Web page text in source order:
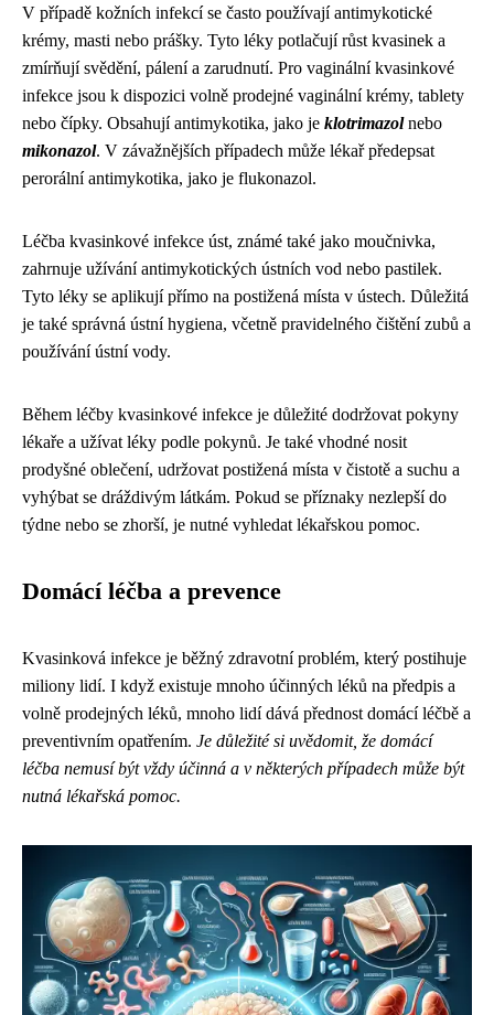
V případě kožních infekcí se často používají antimykotické
krémy, masti nebo prášky. Tyto léky potlačují růst kvasinek a
zmírňují svědění, pálení a zarudnutí. Pro vaginální kvasinkové
infekce jsou k dispozici volně prodejné vaginální krémy, tablety
nebo čípky. Obsahují antimykotika, jako je klotrimazolnebo
mikonazol. V závažnějších případech může lékař předepsat
perorální antimykotika, jako je flukonazol.
Léčba kvasinkové infekce úst, známé také jako moučnivka,
zahrnuje užívání antimykotických ústních vod nebo pastilek.
Tyto léky se aplikují přímo na postižená místa v ústech. Důležitá
je také správná ústní hygiena, včetně pravidelného čištění zubů a
používání ústní vody.
Během léčby kvasinkové infekce je důležité dodržovat pokyny
lékaře a užívat léky podle pokynů. Je také vhodné nosit
prodyšné oblečení, udržovat postižená místa v čistotě a suchu a
vyhýbat se dráždivým látkám. Pokud se příznaky nezlepší do
týdne nebo se zhorší, je nutné vyhledat lékařskou pomoc.
Domácí léčba a prevence
Kvasinková infekce je běžný zdravotní problém, který postihuje
miliony lidí. I když existuje mnoho účinných léků na předpis a
volně prodejných léků, mnoho lidí dává přednost domácí léčbě a
preventivním opatřením. Je důležité si uvědomit, že domácí
léčba nemusí být vždy účinná a v některých případech může být
nutná lékařská pomoc.